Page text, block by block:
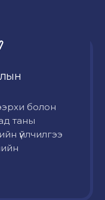
болон
таны
үйлчилгээ